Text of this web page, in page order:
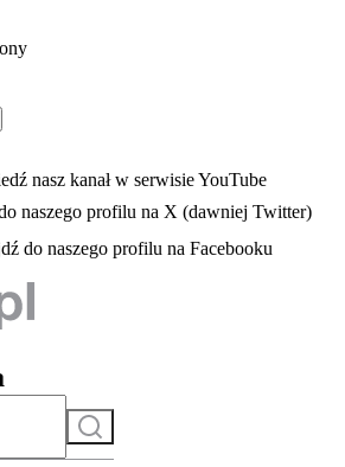
się w nowej karcie
nasz kanał w serwisie YouTube
karcie
naszego profilu na X (dawniej Twitter)
otwiera się w nowej karcie
do naszego profilu na Facebooku
Szukaj